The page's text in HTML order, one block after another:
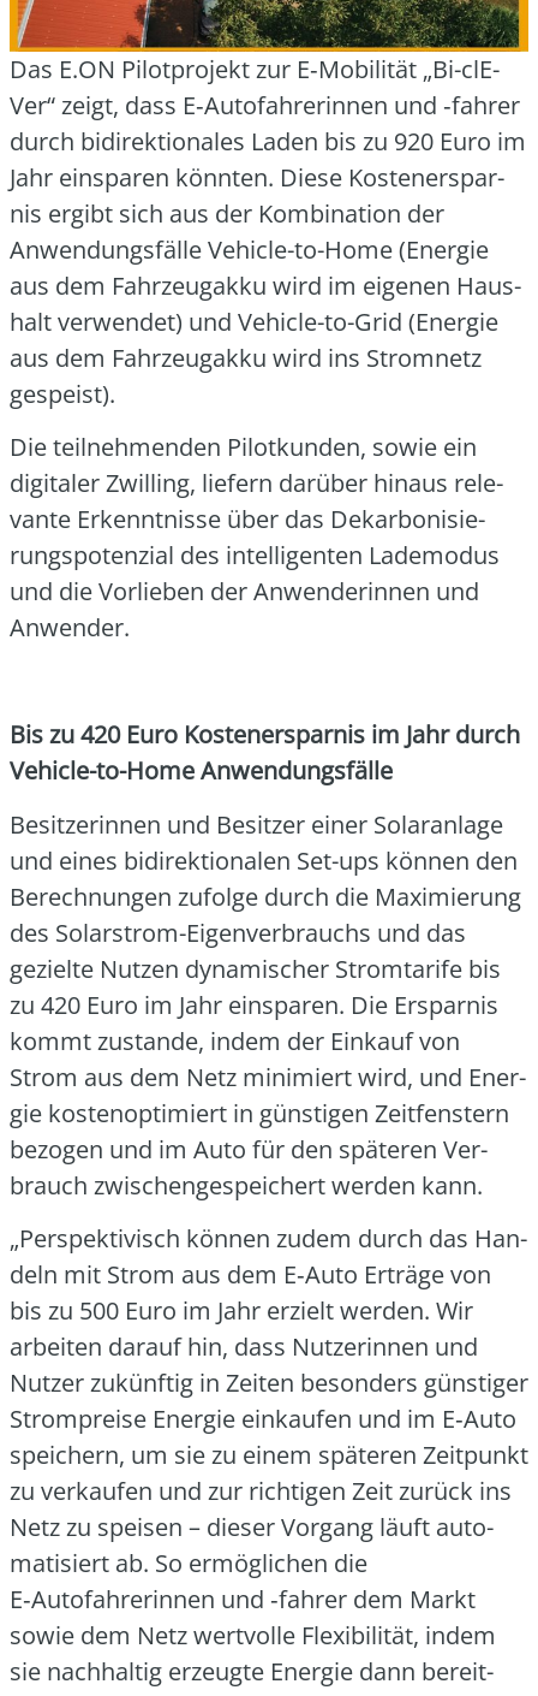
Das E.ON Pilot­pro­jekt zur E‑Mobilität „Bi-clE­
Ver“ zeigt, dass E‑Autofahrerinnen und ‑fah­rer
durch bidi­rek­tio­na­les Laden bis zu 920 Euro im
Jahr ein­spa­ren könn­ten. Die­se Kos­ten­er­spar­
nis ergibt sich aus der Kom­bi­na­ti­on der
Anwen­dungs­fäl­le Vehic­le-to-Home (Ener­gie
aus dem Fahr­zeug­ak­ku wird im eige­nen Haus­
halt ver­wen­det) und Vehic­le-to-Grid (Ener­gie
aus dem Fahr­zeug­ak­ku wird ins Strom­netz
gespeist).
Die teil­neh­men­den Pilot­kun­den, sowie ein
digi­ta­ler Zwil­ling, lie­fern dar­über hin­aus rele­
van­te Erkennt­nis­se über das Dekar­bo­ni­sie­
rungs­po­ten­zi­al des intel­li­gen­ten Lade­mo­dus
und die Vor­lie­ben der Anwen­de­rin­nen und
Anwen­der.
Bis zu 420 Euro Kos­ten­er­spar­nis im Jahr durch
Vehic­le-to-Home Anwen­dungs­fäl­le
Besit­ze­rin­nen und Besit­zer einer Solar­an­la­ge
und eines bidi­rek­tio­na­len Set-ups kön­nen den
Berech­nun­gen zufol­ge durch die Maxi­mie­rung
des Solar­strom-Eigen­ver­brauchs und das
geziel­te Nut­zen dyna­mi­scher Strom­ta­ri­fe bis
zu 420 Euro im Jahr ein­spa­ren. Die Erspar­nis
kommt zustan­de, indem der Ein­kauf von
Strom aus dem Netz mini­miert wird, und Ener­
gie kos­ten­op­ti­miert in güns­ti­gen Zeit­fens­tern
bezo­gen und im Auto für den spä­te­ren Ver­
brauch zwi­schen­ge­spei­chert wer­den kann.
„Per­spek­ti­visch kön­nen zudem durch das Han­
deln mit Strom aus dem E‑Auto Erträ­ge von
bis zu 500 Euro im Jahr erzielt wer­den. Wir
arbei­ten dar­auf hin, dass Nut­ze­rin­nen und
Nut­zer zukünf­tig in Zei­ten beson­ders güns­ti­ger
Strom­prei­se Ener­gie ein­kau­fen und im E‑Auto
spei­chern, um sie zu einem spä­te­ren Zeit­punkt
zu ver­kau­fen und zur rich­ti­gen Zeit zurück ins
Netz zu spei­sen – die­ser Vor­gang läuft auto­
ma­ti­siert ab. So ermög­li­chen die
E‑Autofahrerinnen und ‑fah­rer dem Markt
sowie dem Netz wert­vol­le Fle­xi­bi­li­tät, indem
sie nach­hal­tig erzeug­te Ener­gie dann bereit­